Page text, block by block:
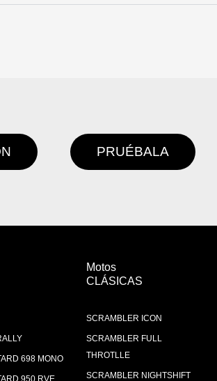
PRUÉBALA
698 MONO
950 RVE
Motos
CLÁSICAS
SCRAMBLER ICON
SCRAMBLER FULL
THROTLLE
SCRAMBLER NIGHTSHIFT